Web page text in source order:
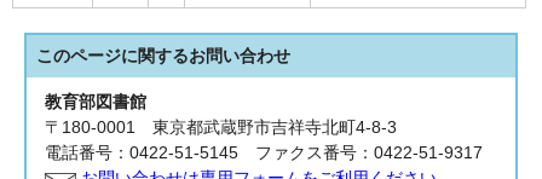
このページに関するお問い合わせ
教育部図書館
〒180-0001 東京都武蔵野市吉祥寺北町4-8-3
電話番号：0422-51-5145 ファクス番号：0422-51-9317